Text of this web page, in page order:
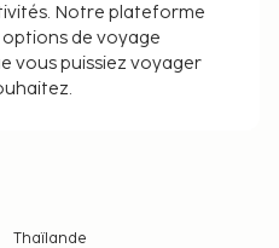
Notre plateforme
de voyage
vous puissiez voyager
Thaïlande